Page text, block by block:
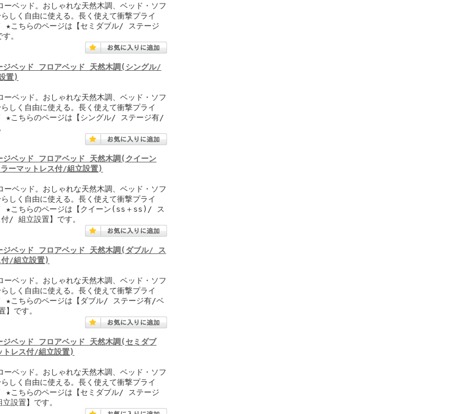
ベッド。おしゃれな天然木調、ベッド・ソフ
しく自由に使える。長く使えて衝撃プライ
★こちらのページは【セミダブル/ ステージ
。
ベッド フロアベッド 天然木調(シングル/
置)
ベッド。おしゃれな天然木調、ベッド・ソフ
しく自由に使える。長く使えて衝撃プライ
★こちらのページは【シングル/ ステージ有/
ベッド フロアベッド 天然木調(クイーン
ーマットレス付/組立設置)
ベッド。おしゃれな天然木調、ベッド・ソフ
しく自由に使える。長く使えて衝撃プライ
★こちらのページは【クイーン(ss＋ss)/ ス
/ 組立設置】です。
ベッド フロアベッド 天然木調(ダブル/ ス
付/組立設置)
ベッド。おしゃれな天然木調、ベッド・ソフ
しく自由に使える。長く使えて衝撃プライ
★こちらのページは【ダブル/ ステージ有/ベ
です。
ベッド フロアベッド 天然木調(セミダブ
レス付/組立設置)
ベッド。おしゃれな天然木調、ベッド・ソフ
しく自由に使える。長く使えて衝撃プライ
★こちらのページは【セミダブル/ ステージ
設置】です。